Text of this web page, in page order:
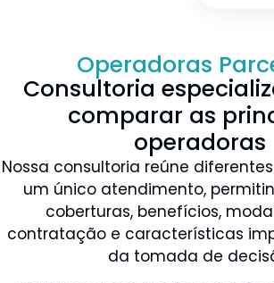
Operadoras
Consultoria
comparar as
operadoras
Nossa consultoria reúne
um único atendimento,
coberturas, benefícios,
contratação e características
da tomada de